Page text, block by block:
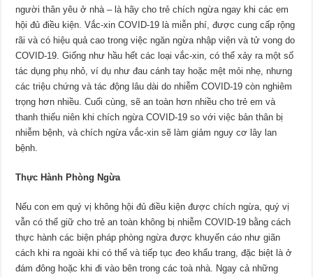
người thân yêu ở nhà – là hãy cho trẻ chích ngừa ngay khi các em
hội đủ điều kiện. Vắc-xin COVID-19 là miễn phí, được cung cấp rộng
rãi và có hiệu quả cao trong việc ngăn ngừa nhập viện và tử vong do
COVID-19. Giống như hầu hết các loại vắc-xin, có thể xảy ra một số
tác dụng phụ nhỏ, ví dụ như đau cánh tay hoặc mệt mỏi nhẹ, nhưng
các triệu chứng và tác động lâu dài do nhiễm COVID-19 còn nghiêm
trọng hơn nhiều. Cuối cùng, sẽ an toàn hơn nhiều cho trẻ em và
thanh thiếu niên khi chích ngừa COVID-19 so với việc bản thân bị
nhiễm bệnh, và chích ngừa vắc-xin sẽ làm giảm nguy cơ lây lan
bệnh.
Thực Hành Phòng Ngừa
Nếu con em quý vị không hội đủ điều kiện được chích ngừa, quý vị
vẫn có thể giữ cho trẻ an toàn không bị nhiễm COVID-19 bằng cách
thực hành các biện pháp phòng ngừa được khuyến cáo như giãn
cách khi ra ngoài khi có thể và tiếp tục đeo khẩu trang, đặc biệt là ở
đám đông hoặc khi đi vào bên trong các toà nhà. Ngay cả những